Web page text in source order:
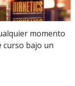
momento
curso bajo un